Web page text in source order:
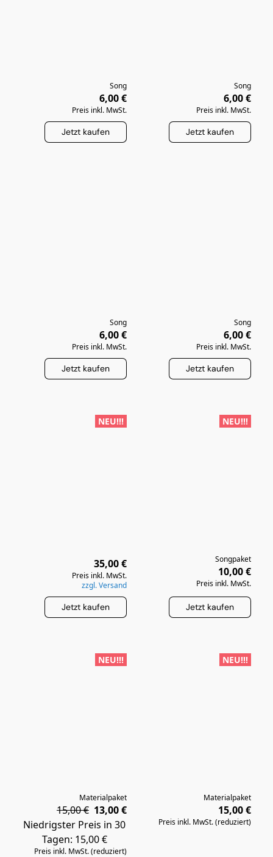
Song
6,00 €
Preis inkl. MwSt.
Jetzt kaufen
Song
6,00 €
Preis inkl. MwSt.
Jetzt kaufen
Song
6,00 €
Preis inkl. MwSt.
Jetzt kaufen
Song
6,00 €
Preis inkl. MwSt.
Jetzt kaufen
NEU!!!
35,00 €
Preis inkl. MwSt.
zzgl. Versand
Jetzt kaufen
NEU!!!
Songpaket
10,00 €
Preis inkl. MwSt.
Jetzt kaufen
NEU!!!
Materialpaket
13,00 €
15,00 €
Niedrigster Preis in 30
Tagen: 15,00 €
Preis inkl. MwSt. (reduziert)
NEU!!!
Materialpaket
15,00 €
Preis inkl. MwSt. (reduziert)